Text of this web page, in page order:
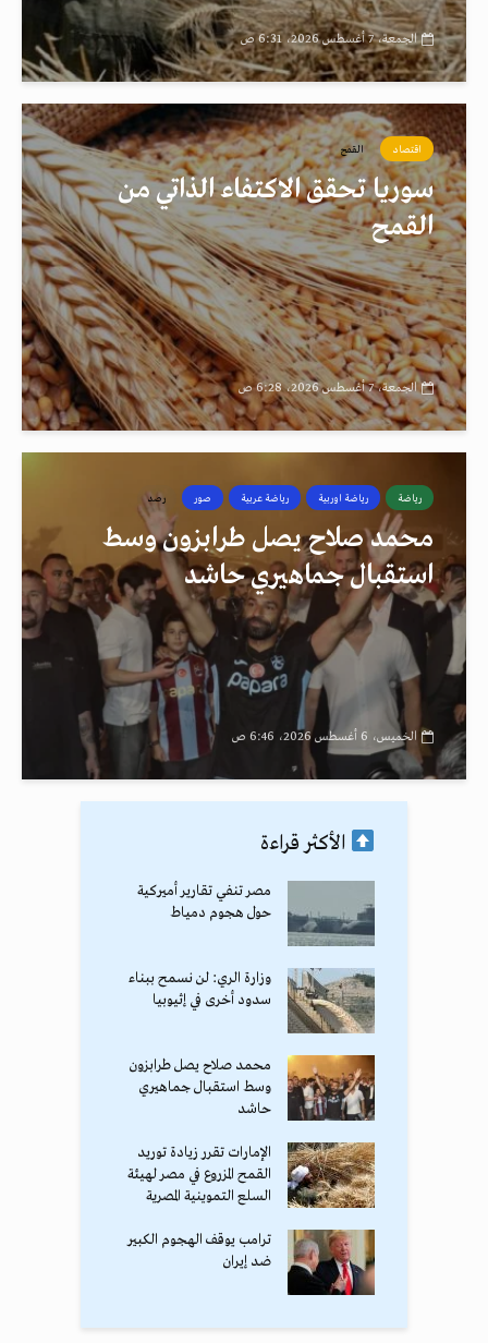
الجمعة، 7 أغسطس 2026، 6:31 ص
اقتصاد القمح
سوريا تحقق الاكتفاء الذاتي من
القمح
الجمعة، 7 أغسطس 2026، 6:28 ص
رياضة رياضة اوربية رياضة عربية صور رصد
محمد صلاح يصل طرابزون وسط
استقبال جماهيري حاشد
الخميس، 6 أغسطس 2026، 6:46 ص
الأكثر قراءة
مصر تنفي تقارير أميركية
حول هجوم دمياط
وزارة الري: لن نسمح ببناء
سدود أخرى في إثيوبيا
محمد صلاح يصل طرابزون
وسط استقبال جماهيري
حاشد
الإمارات تقرر زيادة توريد
القمح المزروع في مصر لهيئة
السلع التموينية المصرية
ترامب يوقف الهجوم الكبير
ضد إيران